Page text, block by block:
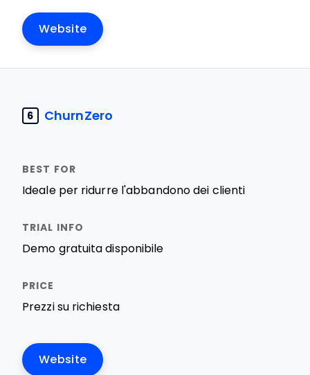
Website
6 ChurnZero
Ideale per ridurre l'abbandono dei clienti
Demo gratuita disponibile
Prezzi su richiesta
Website